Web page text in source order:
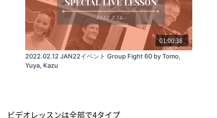
01:00:38
2022.02.12 JAN22イベント Group Fight 60 by Tomo,
Yuya, Kazu
ビデオレッスンは全部で4タイプ